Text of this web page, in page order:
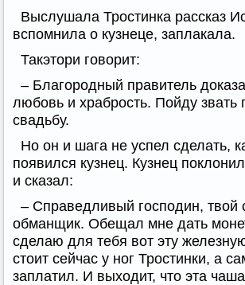
Выслушала Тростинка рассказ
вспомнила о кузнеце, заплакала.
Такэтори говорит:
– Благородный правитель
любовь и храбрость. Пойду звать
свадьбу.
Но он и шага не успел сделать,
появился кузнец. Кузнец
и сказал:
– Справедливый господин, твой
обманщик. Обещал мне дать
сделаю для тебя вот эту
стоит сейчас у ног Тростинки, а
заплатил. И выходит, что эта